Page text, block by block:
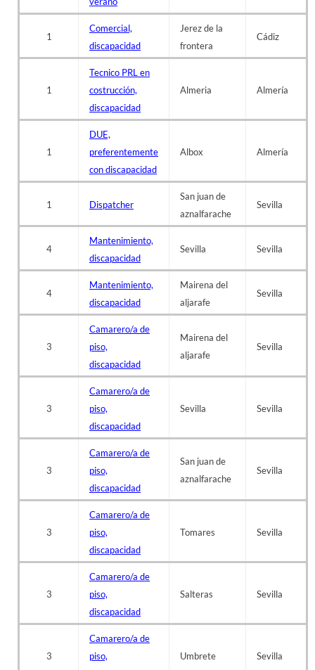
1
Comercial,
discapacidad
Jerez de la
frontera
Cádiz
1
Tecnico PRL en
costrucción,
discapacidad
Almeria Almería
1
DUE,
preferentemente
con discapacidad
Albox Almería
1 Dispatcher
San juan de
aznalfarache
Sevilla
4
Mantenimiento,
discapacidad
Sevilla Sevilla
4
Mantenimiento,
discapacidad
Mairena del
aljarafe
Sevilla
3
Camarero/a de
piso,
discapacidad
Mairena del
aljarafe
Sevilla
3
Camarero/a de
piso,
discapacidad
Sevilla Sevilla
3
Camarero/a de
piso,
discapacidad
San juan de
aznalfarache
Sevilla
3
Camarero/a de
piso,
discapacidad
Tomares Sevilla
3
Camarero/a de
piso,
discapacidad
Salteras Sevilla
3
Camarero/a de
piso,
Umbrete Sevilla